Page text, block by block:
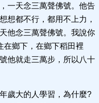
一天念三萬聲佛號。他告
想都不行，都用不上力，
他念三萬聲佛號。我說你
在鄉下，在鄉下稻田裡
他就走三萬步，所以八十
歲大的人學習，為什麼?